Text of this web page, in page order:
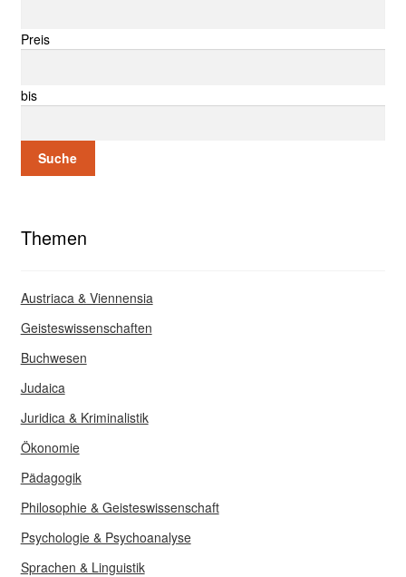
Preis
bis
Suche
Themen
Austriaca & Viennensia
Geisteswissenschaften
Buchwesen
Judaica
Juridica & Kriminalistik
Ökonomie
Pädagogik
Philosophie & Geisteswissenschaft
Psychologie & Psychoanalyse
Sprachen & Linguistik